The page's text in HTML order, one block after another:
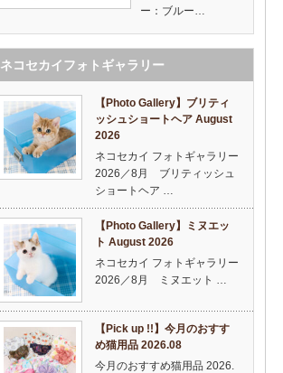
ー：ブルー…
ネコセカイフォトギャラリー
【Photo Gallery】ブリティ
ッシュショートヘア August
2026
ネコセカイ フォトギャラリー
2026／8月 ブリティッシュ
ショートヘア …
【Photo Gallery】ミヌエッ
ト August 2026
ネコセカイ フォトギャラリー
2026／8月 ミヌエット …
【Pick up !!】今月のおすす
め猫用品 2026.08
今月のおすすめ猫用品 2026.